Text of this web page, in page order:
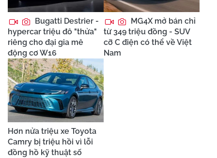
Bugatti Destrier -
hypercar triệu đô "thửa"
riêng cho đại gia mê
động cơ W16
MG4X mở bán chỉ
từ 349 triệu đồng - SUV
cỡ C điện có thể về Việt
Nam
Hơn nửa triệu xe Toyota
Camry bị triệu hồi vì lỗi
đồng hồ kỹ thuật số